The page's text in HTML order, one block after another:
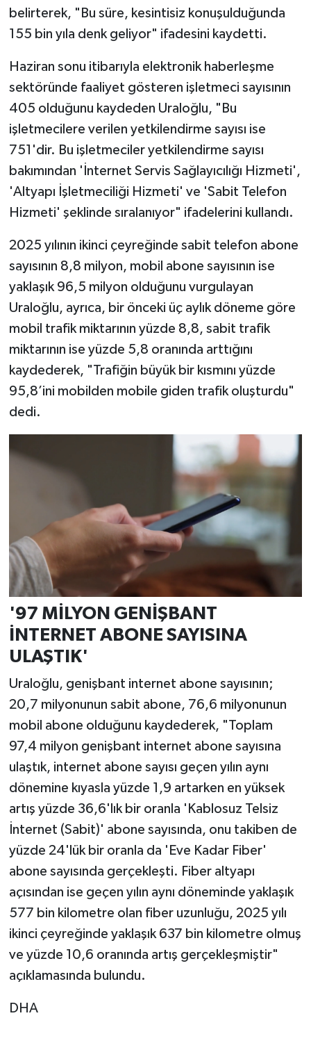
belirterek, "Bu süre, kesintisiz konuşulduğunda
155 bin yıla denk geliyor" ifadesini kaydetti.
Haziran sonu itibarıyla elektronik haberleşme
sektöründe faaliyet gösteren işletmeci sayısının
405 olduğunu kaydeden Uraloğlu, "Bu
işletmecilere verilen yetkilendirme sayısı ise
751'dir. Bu işletmeciler yetkilendirme sayısı
bakımından 'İnternet Servis Sağlayıcılığı Hizmeti',
'Altyapı İşletmeciliği Hizmeti' ve 'Sabit Telefon
Hizmeti' şeklinde sıralanıyor" ifadelerini kullandı.
2025 yılının ikinci çeyreğinde sabit telefon abone
sayısının 8,8 milyon, mobil abone sayısının ise
yaklaşık 96,5 milyon olduğunu vurgulayan
Uraloğlu, ayrıca, bir önceki üç aylık döneme göre
mobil trafik miktarının yüzde 8,8, sabit trafik
miktarının ise yüzde 5,8 oranında arttığını
kaydederek, "Trafiğin büyük bir kısmını yüzde
95,8’ini mobilden mobile giden trafik oluşturdu"
dedi.
'97 MİLYON GENİŞBANT
İNTERNET ABONE SAYISINA
ULAŞTIK'
Uraloğlu, genişbant internet abone sayısının;
20,7 milyonunun sabit abone, 76,6 milyonunun
mobil abone olduğunu kaydederek, "Toplam
97,4 milyon genişbant internet abone sayısına
ulaştık, internet abone sayısı geçen yılın aynı
dönemine kıyasla yüzde 1,9 artarken en yüksek
artış yüzde 36,6'lık bir oranla 'Kablosuz Telsiz
İnternet (Sabit)' abone sayısında, onu takiben de
yüzde 24'lük bir oranla da 'Eve Kadar Fiber'
abone sayısında gerçekleşti. Fiber altyapı
açısından ise geçen yılın aynı döneminde yaklaşık
577 bin kilometre olan fiber uzunluğu, 2025 yılı
ikinci çeyreğinde yaklaşık 637 bin kilometre olmuş
ve yüzde 10,6 oranında artış gerçekleşmiştir"
açıklamasında bulundu.
DHA